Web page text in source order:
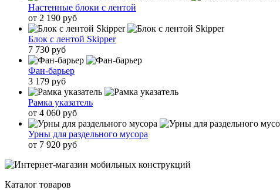
Настенные блоки с лентой
от 2 190 руб
Блок с лентой Skipper
7 730 руб
Фан-барьер
3 179 руб
Рамка указатель
от 4 060 руб
Урны для раздельного мусора
от 7 920 руб
Каталог товаров